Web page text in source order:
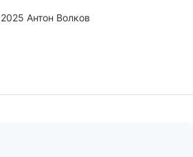
Антон Волков